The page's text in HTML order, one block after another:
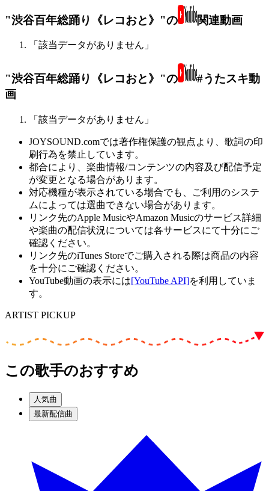
"渋谷百年総踊り《レコおと》"の 関連動画
「該当データがありません」
"渋谷百年総踊り《レコおと》"の
#うたスキ動
画
「該当データがありません」
JOYSOUND.comでは著作権保護の観点より、歌詞の印
刷行為を禁止しています。
都合により、楽曲情報/コンテンツの内容及び配信予定
が変更となる場合があります。
対応機種が表示されている場合でも、ご利用のシステ
ムによっては選曲できない場合があります。
リンク先のApple MusicやAmazon Musicのサービス詳細
や楽曲の配信状況については各サービスにて十分にご
確認ください。
リンク先のiTunes Storeでご購入される際は商品の内容
を十分にご確認ください。
YouTube動画の表示には[YouTube API]を利用していま
す。
ARTIST PICKUP
この歌手のおすすめ
人気曲
最新配信曲